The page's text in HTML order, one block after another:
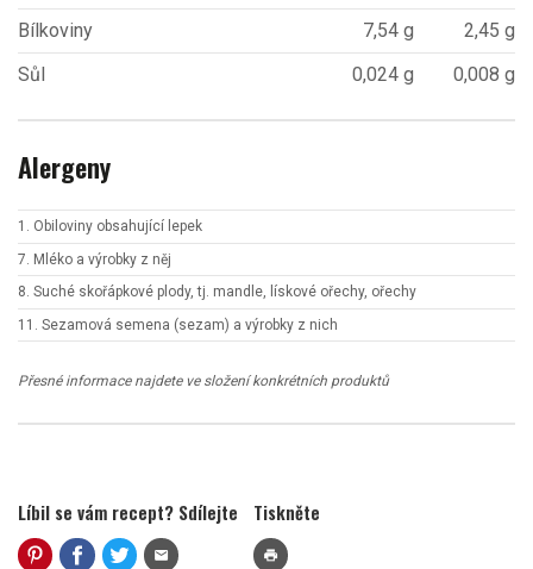
Bílkoviny 7,54 g
2,45 g
Sůl
0,024 g 0,008 g
Alergeny
1. Obiloviny obsahující lepek
7. Mléko a výrobky z něj
8. Suché skořápkové plody, tj. mandle, lískové ořechy, ořechy
11. Sezamová semena (sezam) a výrobky z nich
Přesné informace najdete ve složení konkrétních produktů
Líbil se vám recept? Sdílejte
mail
Tiskněte
print